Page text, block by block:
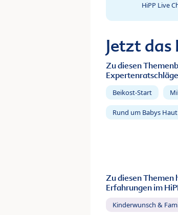
HiPP Live
Jetzt das
Zu diesen
Expertenratschläge
Beikost-Start
Rund um Babys Haut
Zu diesen Themen
Erfahrungen im
Kinderwunsch &